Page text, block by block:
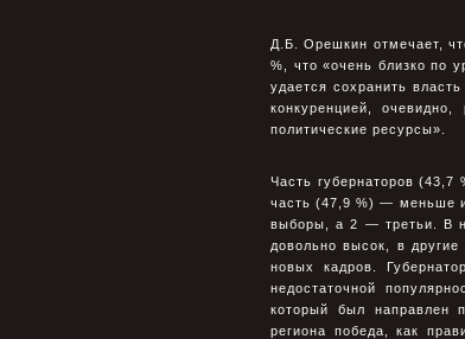
Д.Б. Орешкин отмечает,
%, что «очень близко по
удается сохранить
конкуренцией, очевидно,
политические ресурсы».
Часть губернаторов
часть (47,9 %) — меньше
выборы, а 2 — третьи. В
довольно высок, в
новых кадров.
недостаточной
который был направлен
региона победа, как